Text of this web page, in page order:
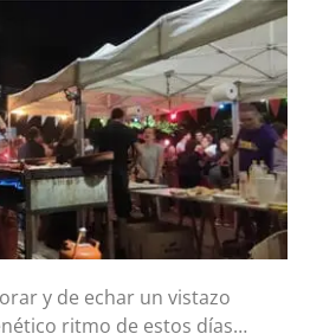
y de echar un vistazo
ritmo de estos días…